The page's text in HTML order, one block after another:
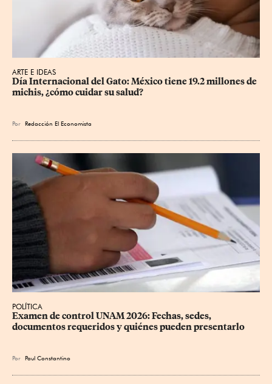
ARTE E IDEAS
Día Internacional del Gato: México tiene 19.2 millones de
michis, ¿cómo cuidar su salud?
Por Redacción El Economista
POLÍTICA
Examen de control UNAM 2026: Fechas, sedes,
documentos requeridos y quiénes pueden presentarlo
Por Paul Constantino